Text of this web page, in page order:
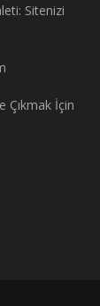
Sitenizi
Çıkmak İçin